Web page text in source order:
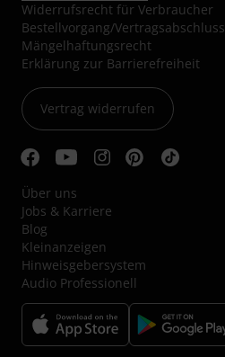
Widerrufsrecht für Verbraucher
Bestellvorgang/Vertragsabschluss
Mängelhaftungsrecht
Erklärung zur Barrierefreiheit
Vertrag widerrufen
Über uns
Jobs & Karriere
Blog
Kleinanzeigen
Hinweisgebersystem
Audio Professionell